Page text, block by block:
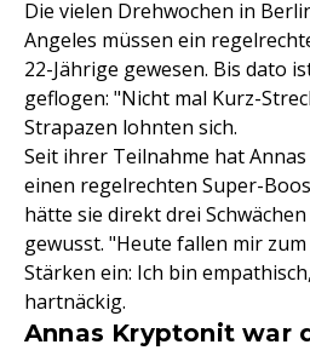
Die vielen Drehwochen in
Angeles müssen ein
22-Jährige gewesen. Bis dato
geflogen: "Nicht mal Kurz-
Strapazen lohnten sich.
Seit ihrer Teilnahme hat
einen regelrechten Super-
hätte sie direkt drei
gewusst. "Heute fallen mir
Stärken ein: Ich bin
hartnäckig.
Annas Kryptonit war